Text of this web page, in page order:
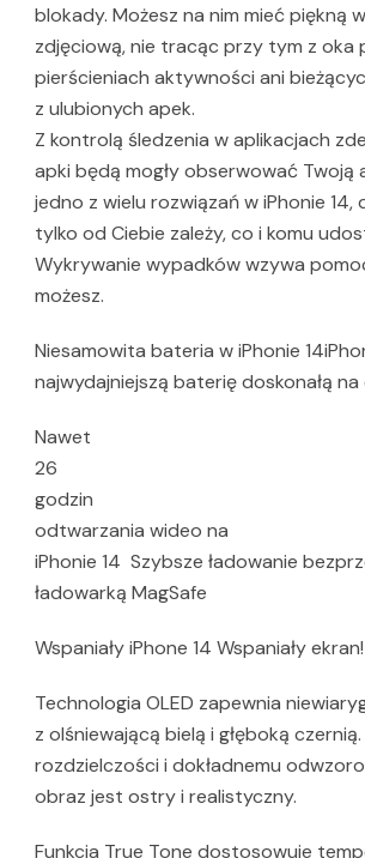
blokady. Możesz na nim mieć piękną
zdjęciową, nie tracąc przy tym z oka
pierścieniach aktywności ani
z ulubionych apek.
Z kontrolą śledzenia w aplikacjach
apki będą mogły obserwować Twoją
jedno z wielu rozwiązań w iPhonie 14,
tylko od Ciebie zależy, co i komu
Wykrywanie wypadków wzywa
możesz.
Niesamowita bateria w iPhonie
najwydajniejszą baterię doskonałą na
Nawet
26
godzin
odtwarzania wideo na
iPhonie 14 Szybsze ładowanie
ładowarką MagSafe
Wspaniały iPhone 14 Wspaniały ekran!
Technologia OLED zapewnia
z olśniewającą bielą i głęboką
rozdzielczości i dokładnemu
obraz jest ostry i realistyczny.
Funkcja True Tone dostosowuje